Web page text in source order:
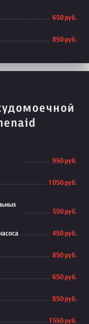
650 руб.
850 руб.
950 руб.
1 050 руб.
550 руб.
450 руб.
850 руб.
650 руб.
850 руб.
1 550 руб.